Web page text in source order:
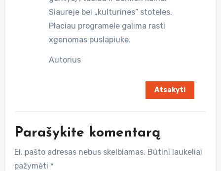
Siaureje bei „kulturines” stoteles.
Placiau programele galima rasti
xgenomas puslapiuke.
Autorius
Atsakyti
Parašykite komentarą
El. pašto adresas nebus skelbiamas. Būtini laukeliai
pažymėti *